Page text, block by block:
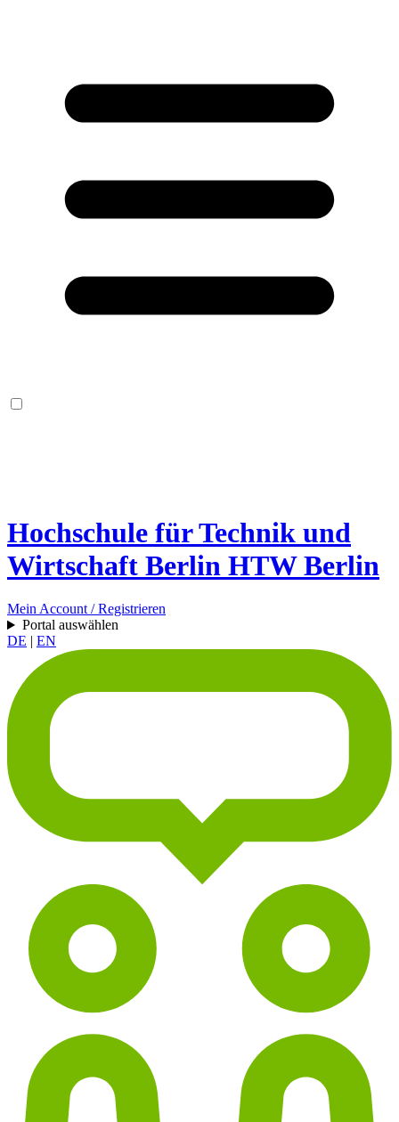
Hochschule für Technik und
Wirtschaft Berlin HTW Berlin
Mein Account / Registrieren
Portal auswählen
DE | EN